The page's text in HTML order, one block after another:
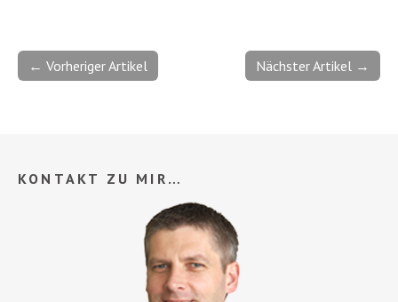
Nächster Artikel →
← Vorheriger Artikel
KONTAKT ZU MIR…